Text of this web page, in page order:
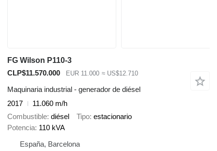
FG Wilson P110-3
CLP$11.570.000
EUR 11.000 ≈ US$12.710
Maquinaria industrial - generador de diésel
2017
11.060 m/h
Combustible diésel Tipo estacionario
Potencia 110 kVA
España, Barcelona